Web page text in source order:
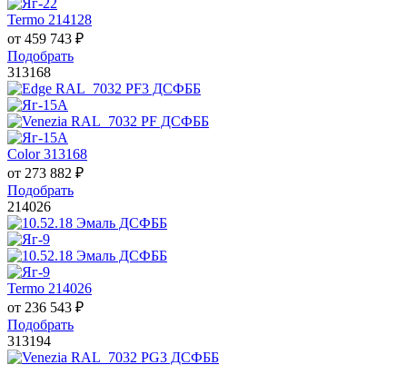
Termo 214128
от 459 743 ₽
Подобрать
313168
Color 313168
от 273 882 ₽
Подобрать
214026
Termo 214026
от 236 543 ₽
Подобрать
313194